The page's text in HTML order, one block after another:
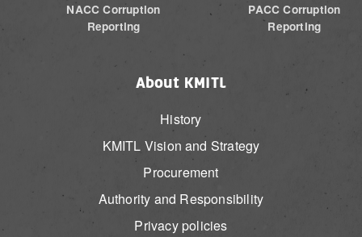
NACC Corruption
Reporting
PACC Corruption
Reporting
About KMITL
History
KMITL Vision and Strategy
Procurement
Authority and Responsibility
Privacy policies